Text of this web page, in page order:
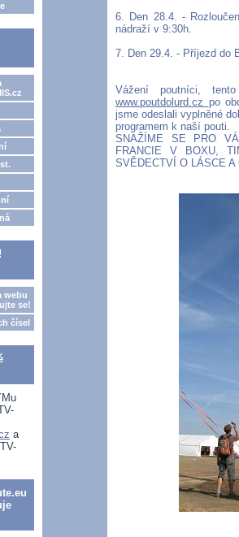
webu
se!
čísel
a
6. Den 28.4. -
nádraží v 9:30h.
7. Den 29.4. - Příjezd do
Vážení poutníci,
www.poutdolurd.cz po
jsme odeslali vyplněné
programem k naší pouti.
SNAŽÍME SE PRO
FRANCIE V BOXU,
SVĚDECTVÍ O LÁSCE